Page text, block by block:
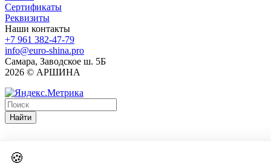
Сертификаты
Реквизиты
Наши контакты
+7 961 382-47-79
info@euro-shina.pro
Самара, Заводское ш. 5Б
2026 © АРШИНА
Найти
🍪